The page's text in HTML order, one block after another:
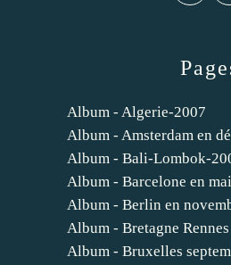
Album - Algerie-2007
Album - Amsterdam en
Album - Bali-Lombok-
Album - Barcelone en
Album - Berlin en
Album - Bretagne
Album - Bruxelles